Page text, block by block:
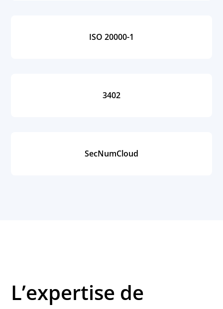
ISO 20000-1
3402
SecNumCloud
L’expertise de